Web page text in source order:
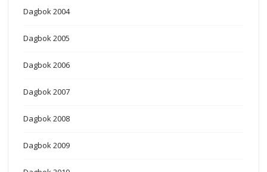
Dagbok 2004
Dagbok 2005
Dagbok 2006
Dagbok 2007
Dagbok 2008
Dagbok 2009